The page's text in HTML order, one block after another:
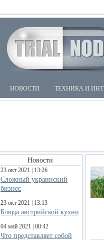
НОВОСТИ ТЕХНИКА И
Новости
23 окт 2021 | 13:26
Сложный украинский
бизнес
23 окт 2021 | 13:13
Блюда австрийской кухни
04 май 2021 | 00:42
Что представляет собой